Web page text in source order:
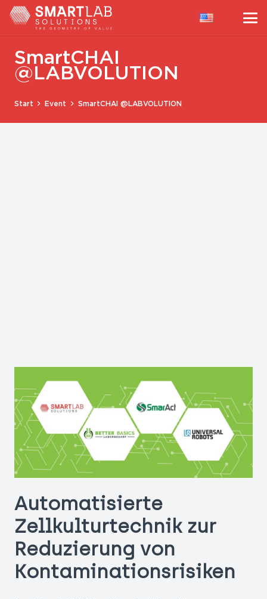
SmartCHAI
@LABVOLUTION
Start Event SmartCHAI @LABVOLUTION
Automatisierte
Zellkulturtechnik zur
Reduzierung von
Kontaminationsrisiken